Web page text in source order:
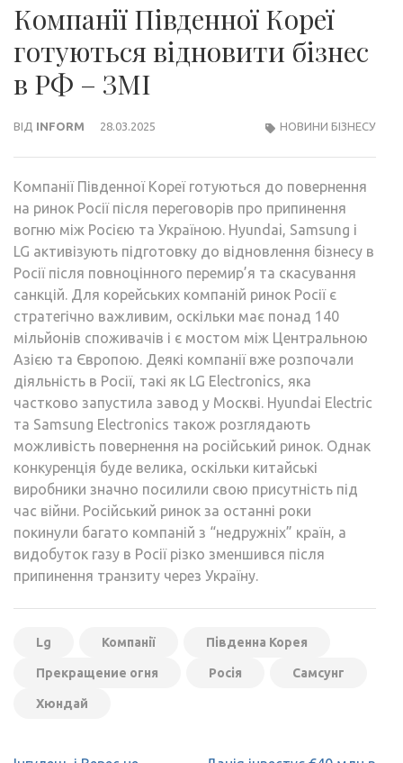
Компанії Південної Кореї
готуються відновити бізнес
в РФ – ЗМІ
ВІД INFORM 28.03.2025 НОВИНИ БІЗНЕСУ
Компанії Південної Кореї готуються до повернення
на ринок Росії після переговорів про припинення
вогню між Росією та Україною. Hyundai, Samsung і
LG активізують підготовку до відновлення бізнесу в
Росії після повноцінного перемир’я та скасування
санкцій. Для корейських компаній ринок Росії є
стратегічно важливим, оскільки має понад 140
мільйонів споживачів і є мостом між Центральною
Азією та Європою. Деякі компанії вже розпочали
діяльність в Росії, такі як LG Electronics, яка
частково запустила завод у Москві. Hyundai Electric
та Samsung Electronics також розглядають
можливість повернення на російський ринок. Однак
конкуренція буде велика, оскільки китайські
виробники значно посилили свою присутність під
час війни. Російський ринок за останні роки
покинули багато компаній з “недружніх” країн, а
видобуток газу в Росії різко зменшився після
припинення транзиту через Україну.
Lg Компанії Південна Корея
Прекращение огня Росія Самсунг
Хюндай